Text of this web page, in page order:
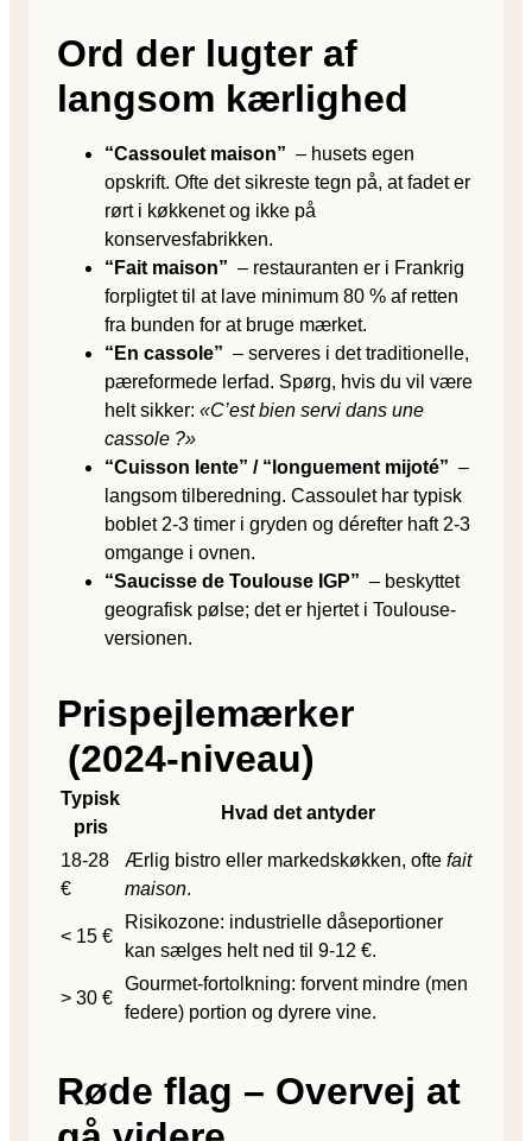
Ord der lugter af
langsom kærlighed
“Cassoulet maison” – husets egen
opskrift. Ofte det sikreste tegn på, at fadet er
rørt i køkkenet og ikke på
konservesfabrikken.
“Fait maison” – restauranten er i Frankrig
forpligtet til at lave minimum 80 % af retten
fra bunden for at bruge mærket.
“En cassole” – serveres i det traditionelle,
pæreformede lerfad. Spørg, hvis du vil være
helt sikker: «C’est bien servi dans une
cassole ?»
“Cuisson lente” / “longuement mijoté” –
langsom tilberedning. Cassoulet har typisk
boblet 2-3 timer i gryden og dér­efter haft 2-3
omgange i ovnen.
“Saucisse de Toulouse IGP” – beskyttet
geografisk pølse; det er hjertet i Toulouse-
versionen.
Prispejlemærker
(2024-niveau)
Typisk
pris
Hvad det antyder
18-28
€
Ærlig bistro eller markedskøkken, ofte fait
maison.
< 15 €
Risikozone: industrielle dåseportioner
kan sælges helt ned til 9-12 €.
> 30 €
Gourmet-fortolkning: forvent mindre (men
federe) portion og dyrere vine.
Røde flag – Overvej at